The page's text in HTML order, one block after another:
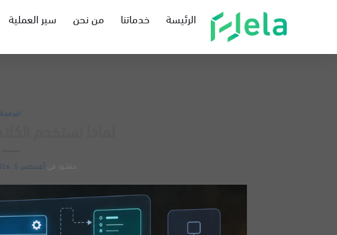
الرئيسة خدماتنا من نحن سير العملية
البرمجة
منشور في أغسطس 5, 2026